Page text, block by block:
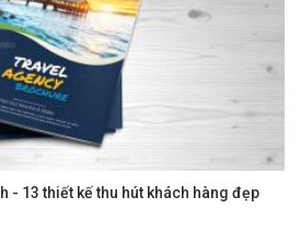
- 13 thiết kế thu hút khách hàng đẹp